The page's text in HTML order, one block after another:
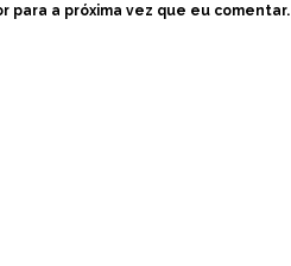
a próxima vez que eu comentar.